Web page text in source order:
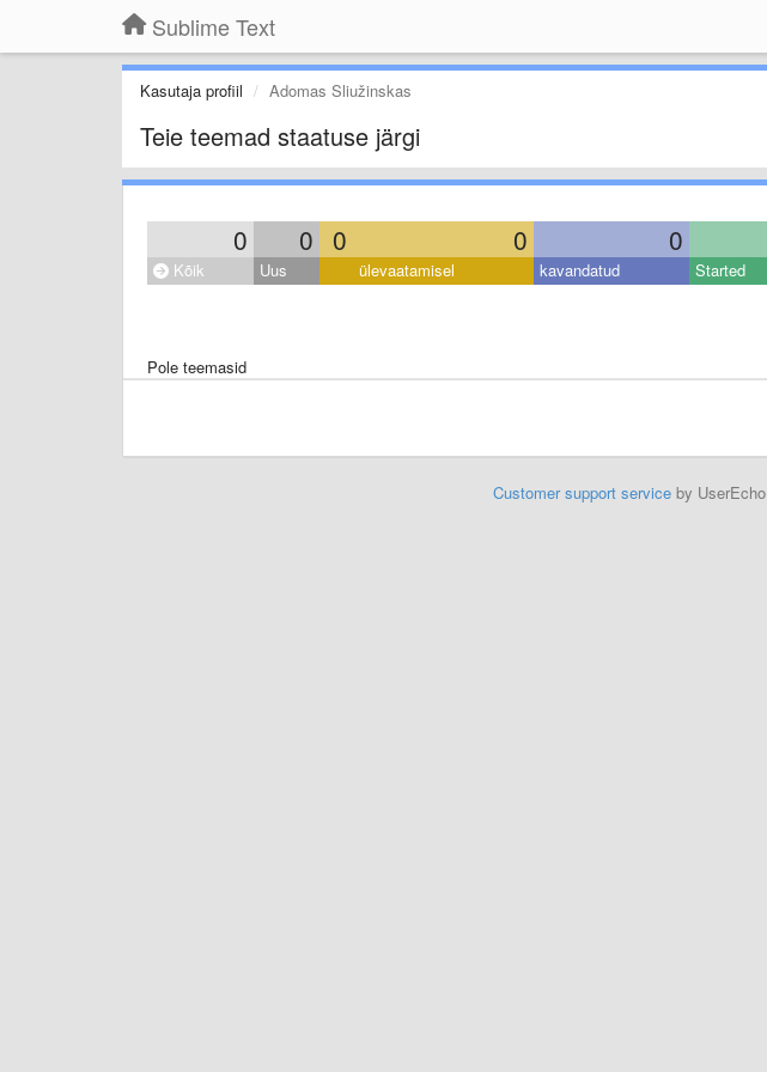
Sublime Text
Kasutaja profiil Adomas Sliužinskas
Teie teemad staatuse järgi
0 0 0 0 0
Kõik Uus ülevaatamisel kavandatud Started
Pole teemasid
Customer support serviceby UserEcho